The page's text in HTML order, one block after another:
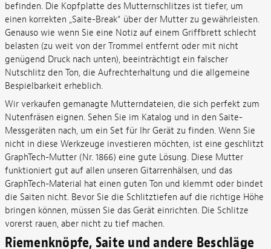
befinden. Die Kopfplatte des Mutternschlitzes ist tiefer, um
einen korrekten „Saite-Break“ über der Mutter zu gewährleisten.
Genauso wie wenn Sie eine Notiz auf einem Griffbrett schlecht
belasten (zu weit von der Trommel entfernt oder mit nicht
genügend Druck nach unten), beeinträchtigt ein falscher
Nutschlitz den Ton, die Aufrechterhaltung und die allgemeine
Bespielbarkeit erheblich.
Wir verkaufen gemanagte Mutterndateien, die sich perfekt zum
Nutenfräsen eignen. Sehen Sie im Katalog und in den Saite-
Messgeräten nach, um ein Set für Ihr Gerät zu finden. Wenn Sie
nicht in diese Werkzeuge investieren möchten, ist eine geschlitzt
GraphTech-Mutter (Nr. 1866) eine gute Lösung. Diese Mutter
funktioniert gut auf allen unseren Gitarrenhälsen, und das
GraphTech-Material hat einen guten Ton und klemmt oder bindet
die Saiten nicht. Bevor Sie die Schlitztiefen auf die richtige Höhe
bringen können, müssen Sie das Gerät einrichten. Die Schlitze
vorerst rauen, aber nicht zu tief machen.
Riemenknöpfe, Saite und andere Beschläge